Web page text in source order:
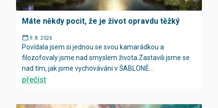
Máte někdy pocit, že je život opravdu těžký
9. 8. 2026
Povídala jsem si jednou se svou kamarádkou a
filozofovaly jsme nad smyslem života.Zastavili jsme se
nad tím, jak jsme vychováváni v ŠABLONĚ...
přečíst